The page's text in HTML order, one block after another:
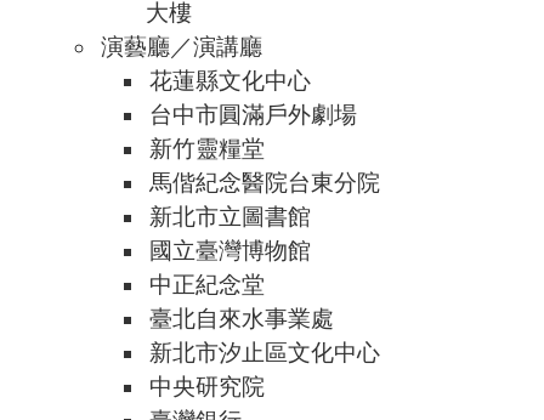
大樓
演藝廳／演講廳
花蓮縣文化中心
台中市圓滿戶外劇場
新竹靈糧堂
馬偕紀念醫院台東分院
新北市立圖書館
國立臺灣博物館
中正紀念堂
臺北自來水事業處
新北市汐止區文化中心
中央研究院